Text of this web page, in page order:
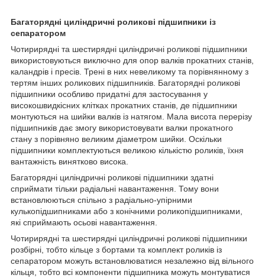
Багаторядні циліндричні роликові підшипники із
сепаратором
Чотирирядні та шестирядні циліндричні роликові підшипники
використовуються виключно для опор валків прокатних станів,
каландрів і пресів. Трені в них невеликому та порівнянному з
тертям інших роликових підшипників. Багаторядні роликові
підшипники особливо придатні для застосування у
високошвидкісних клітках прокатних станів, де підшипники
монтуються на шийки валків із натягом. Мала висота перерізу
підшипників дає змогу використовувати валки прокатного
стану з порівняно великим діаметром шийки. Оскільки
підшипники комплектуються великою кількістю роликів, їхня
вантажність винятково висока.
Багаторядні циліндричні роликові підшипники здатні
сприймати тільки радіальні навантаження. Тому вони
встановлюються спільно з радіально-упірними
кулькопідшипниками або з конічними роликопідшипниками,
які сприймають осьові навантаження.
Чотирирядні та шестирядні циліндричні роликові підшипники
розбірні, тобто кільце з бортами та комплект роликів із
сепаратором можуть встановлюватися незалежно від вільного
кільця, тобто всі компоненти підшипника можуть монтуватися